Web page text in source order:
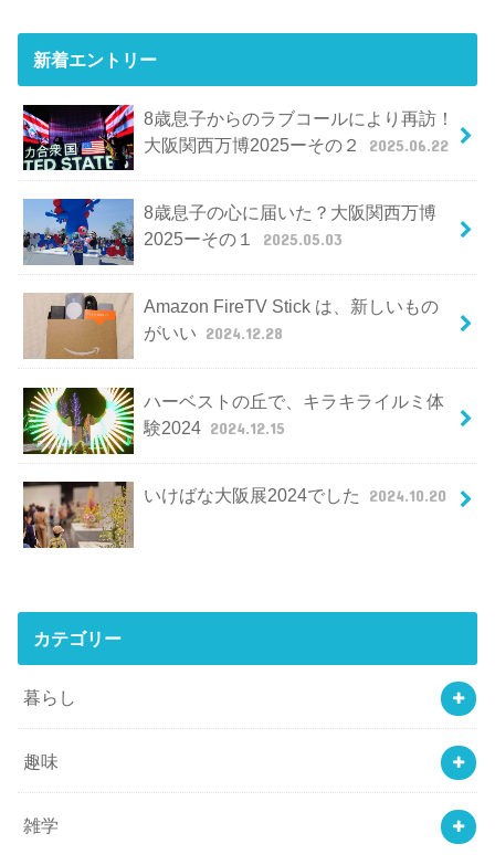
新着エントリー
8歳息子からのラブコールにより再訪！
大阪関西万博2025ーその２
2025.06.22
8歳息子の心に届いた？大阪関西万博
2025ーその１
2025.05.03
Amazon FireTV Stick は、新しいもの
がいい 2024.12.28
ハーベストの丘で、キラキライルミ体
験2024 2024.12.15
いけばな大阪展2024でした 2024.10.20
カテゴリー
暮らし
趣味
雑学